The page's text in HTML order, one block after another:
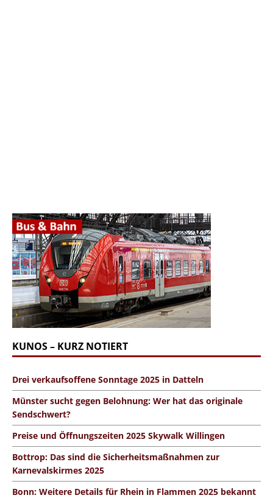
KUNOS – KURZ NOTIERT
Drei verkaufsoffene Sonntage 2025 in Datteln
Münster sucht gegen Belohnung: Wer hat das originale
Sendschwert?
Preise und Öffnungszeiten 2025 Skywalk Willingen
Bottrop: Das sind die Sicherheitsmaßnahmen zur
Karnevalskirmes 2025
Bonn: Weitere Details für Rhein in Flammen 2025 bekannt